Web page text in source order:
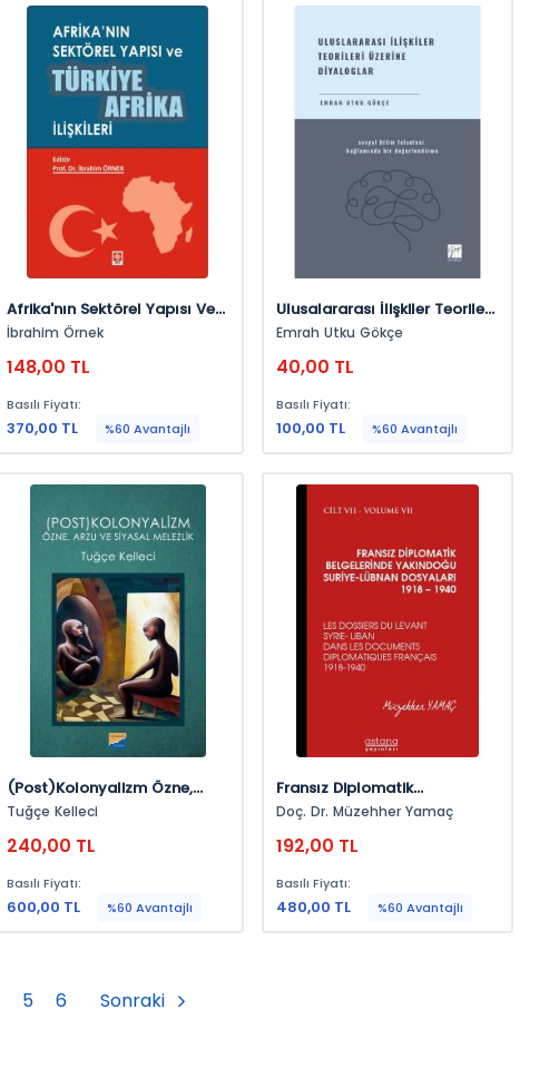
Afrika'nın Sektörel Yapısı Ve
Türkiye-Afrika İlişkileri
İbrahim Örnek
148,00 TL
Basılı Fiyatı:
370,00 TL %60 Avantajlı
Ulusalararası İlişkiler Teorileri
Üzerine Diyaloglar
Emrah Utku Gökçe
40,00 TL
Basılı Fiyatı:
100,00 TL %60 Avantajlı
(Post)Kolonyalizm Özne,
Arzu Ve Siyasal Melezlik
Tuğçe Kelleci
240,00 TL
Basılı Fiyatı:
600,00 TL %60 Avantajlı
Fransız Diplomatik
Belgelerinde Yakındoğu
– 1940 Cilt Vıı
Doç. Dr. Müzehher Yamaç
192,00 TL
Basılı Fiyatı:
480,00 TL %60 Avantajlı
5 6 Sonraki